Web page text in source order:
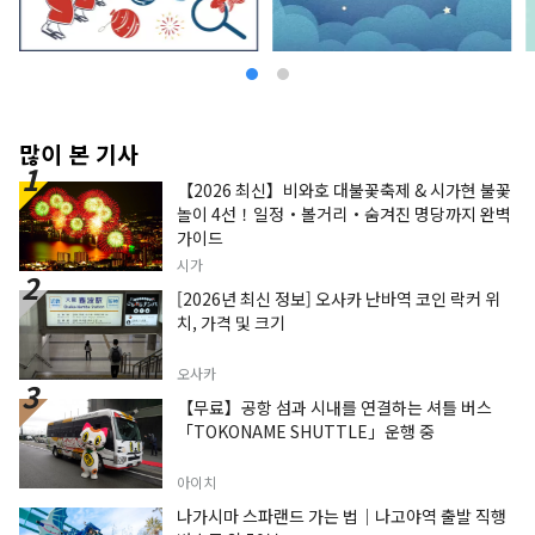
많이 본 기사
【2026 최신】비와호 대불꽃축제 & 시가현 불꽃
놀이 4선！일정・볼거리・숨겨진 명당까지 완벽
가이드
시가
[2026년 최신 정보] 오사카 난바역 코인 락커 위
치, 가격 및 크기
오사카
【무료】공항 섬과 시내를 연결하는 셔틀 버스
「TOKONAME SHUTTLE」운행 중
아이치
나가시마 스파랜드 가는 법｜나고야역 출발 직행